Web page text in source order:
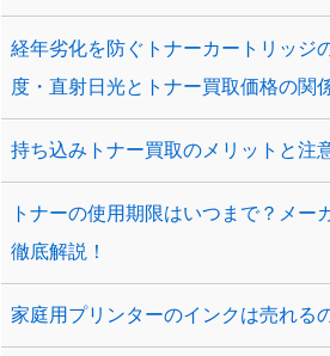
経年劣化を防ぐトナーカートリッジ
度・直射日光とトナー買取価格の関
持ち込みトナー買取のメリットと注
トナーの使用期限はいつまで？メー
徹底解説！
家庭用プリンターのインクは売れる